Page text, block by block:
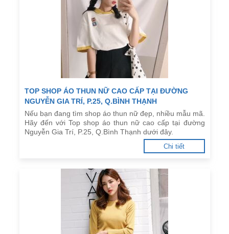
TOP SHOP ÁO THUN NỮ CAO CẤP TẠI ĐƯỜNG
NGUYỄN GIA TRÍ, P.25, Q.BÌNH THẠNH
Nếu bạn đang tìm shop áo thun nữ đẹp, nhiều mẫu mã.
Hãy đến với Top shop áo thun nữ cao cấp tại đường
Nguyễn Gia Trí, P.25, Q.Bình Thạnh dưới đây.
Chi tiết